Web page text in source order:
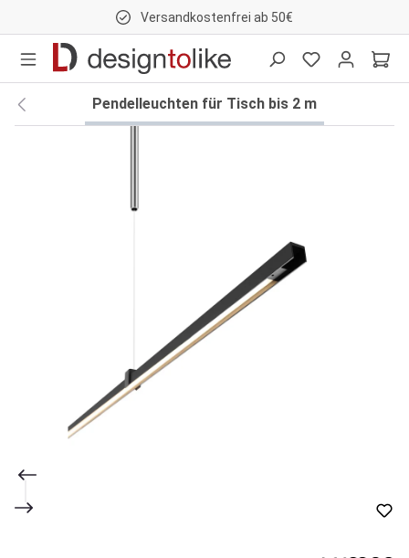
Versandkostenfrei ab 50€
Pendelleuchten für Tisch bis 2 m